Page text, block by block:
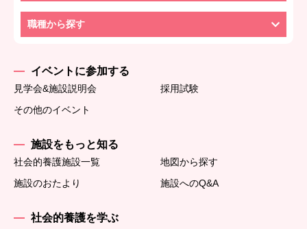
職種から探す
イベントに参加する
見学会&施設説明会
採用試験
その他のイベント
施設をもっと知る
社会的養護施設一覧
地図から探す
施設のおたより
施設へのQ&A
社会的養護を学ぶ